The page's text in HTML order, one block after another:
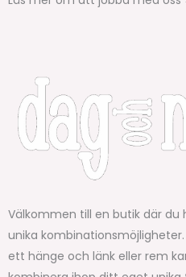
Välkommen till en butik där
unika
ett hänge och länk eller rem